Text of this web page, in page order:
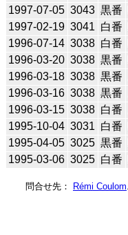
1997-07-05 3043 黒番
1997-02-19 3041 白番
1996-07-14 3038 白番
1996-03-20 3038 黒番
1996-03-18 3038 黒番
1996-03-16 3038 黒番
1996-03-15 3038 白番
1995-10-04 3031 白番
1995-04-05 3025 黒番
1995-03-06 3025 白番
問合せ先： Rémi Coulom